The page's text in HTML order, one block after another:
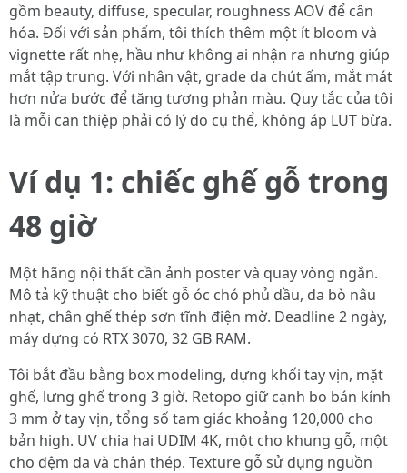
gồm beauty, diffuse, specular, roughness AOV để cân
hóa. Đối với sản phẩm, tôi thích thêm một ít bloom và
vignette rất nhẹ, hầu như không ai nhận ra nhưng giúp
mắt tập trung. Với nhân vật, grade da chút ấm, mắt mát
hơn nửa bước để tăng tương phản màu. Quy tắc của tôi
là mỗi can thiệp phải có lý do cụ thể, không áp LUT bừa.
Ví dụ 1: chiếc ghế gỗ trong
48 giờ
Một hãng nội thất cần ảnh poster và quay vòng ngắn.
Mô tả kỹ thuật cho biết gỗ óc chó phủ dầu, da bò nâu
nhạt, chân ghế thép sơn tĩnh điện mờ. Deadline 2 ngày,
máy dựng có RTX 3070, 32 GB RAM.
Tôi bắt đầu bằng box modeling, dựng khối tay vịn, mặt
ghế, lưng ghế trong 3 giờ. Retopo giữ cạnh bo bán kính
3 mm ở tay vịn, tổng số tam giác khoảng 120,000 cho
bản high. UV chia hai UDIM 4K, một cho khung gỗ, một
cho đệm da và chân thép. Texture gỗ sử dụng nguồn